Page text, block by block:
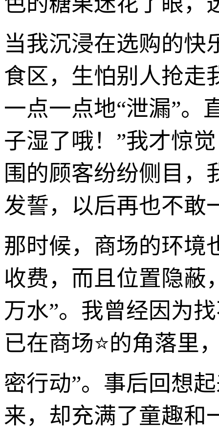
当我沉浸在选购的快
食区，生怕别人抢走
一点一点地“泄漏”。
子湿了哦！”我才惊
围的顾客纷纷侧目，
发誓，以后再也不敢
那时候，商场的环境
收费，而且位置隐蔽
万水”。我曾经因为
已在商场⭐的角落里
密行动”。事后回想
来，却充满了童趣和